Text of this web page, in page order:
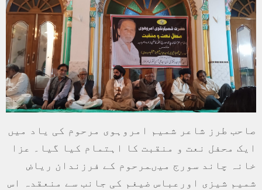
صاحب طرز شاعر شمیم امروہوی مرحوم کی یاد میں
ایک محفل نعت و منقبت کا اہتمام کیا گیا۔ عزا
خانہ چاند سورج میںمرحوم کے فرزندان ریاض
شمیم شیزی اورعباس ضیغم کی جانب سے منعقدہ اس